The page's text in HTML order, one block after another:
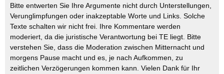
Bitte entwerten Sie Ihre Argumente nicht durch Unterstellungen,
Verunglimpfungen oder inakzeptable Worte und Links. Solche
Texte schalten wir nicht frei. Ihre Kommentare werden
moderiert, da die juristische Verantwortung bei TE liegt. Bitte
verstehen Sie, dass die Moderation zwischen Mitternacht und
morgens Pause macht und es, je nach Aufkommen, zu
zeitlichen Verzögerungen kommen kann. Vielen Dank für Ihr